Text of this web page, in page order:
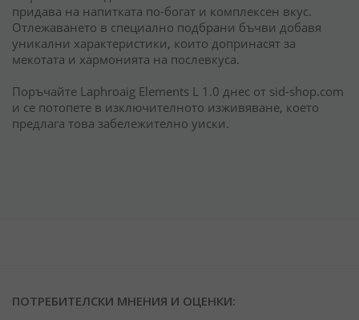
придава на напитката по-богат и комплексен вкус.
Отлежаването в специално подбрани бъчви добавя
уникални характеристики, които допринасят за
мекотата и хармонията на послевкуса.
Поръчайте Laphroaig Elements L 1.0 днес от sid-shop.com
и се потопете в изключителното изживяване, което
предлага това забележително уиски.
ПОТРЕБИТЕЛСКИ МНЕНИЯ И ОЦЕНКИ: